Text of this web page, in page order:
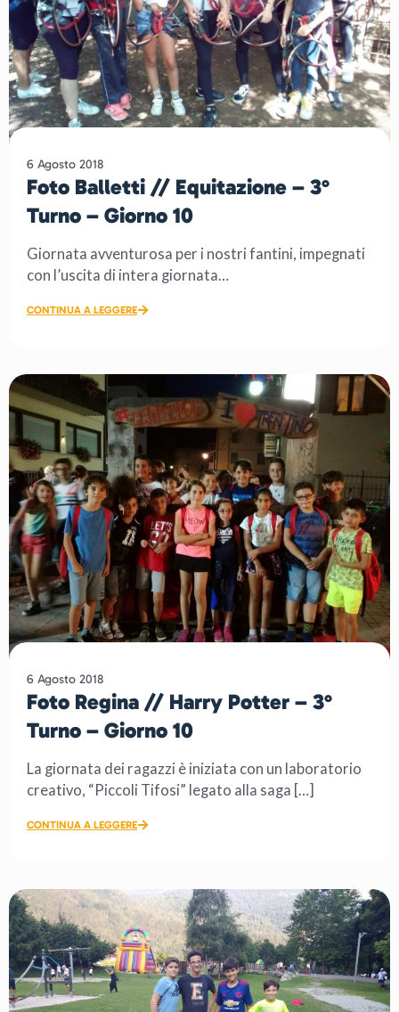
6 Agosto 2018
Foto Balletti // Equitazione – 3°
Turno – Giorno 10
Giornata avventurosa per i nostri fantini, impegnati
con l’uscita di intera giornata
CONTINUA A LEGGERE
6 Agosto 2018
Foto Regina // Harry Potter – 3°
Turno – Giorno 10
La giornata dei ragazzi è iniziata con un laboratorio
creativo, “Piccoli Tifosi” legato alla saga […]
CONTINUA A LEGGERE